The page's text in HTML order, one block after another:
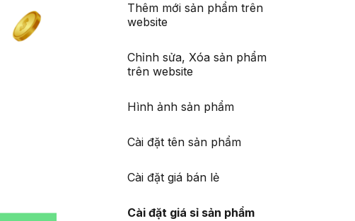
Thêm mới sản phẩm trên
website
Chỉnh sửa, Xóa sản phẩm
trên website
Hình ảnh sản phẩm
Cài đặt tên sản phẩm
Cài đặt giá bán lẻ
Cài đặt giá sỉ sản phẩm